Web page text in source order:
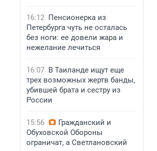
16:12 Пенсионерка из
Петербурга чуть не осталась
без ноги: ее довели жара и
нежелание лечиться
16:07 В Таиланде ищут еще
трех возможных жертв банды,
убившей брата и сестру из
России
15:56
Гражданский и
Обуховской Обороны
ограничат, а Светлановский